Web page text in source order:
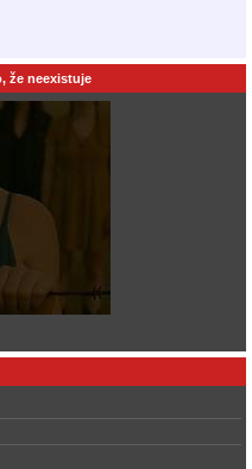
že neexistuje